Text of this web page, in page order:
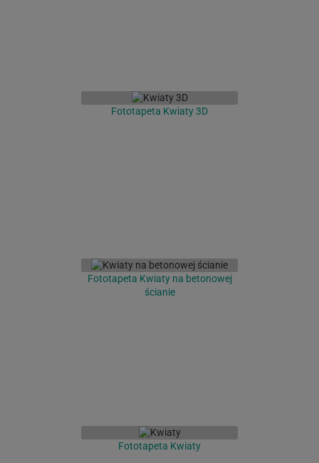
Fototapeta Kwiaty 3D
Fototapeta Kwiaty na betonowej
ścianie
Fototapeta Kwiaty